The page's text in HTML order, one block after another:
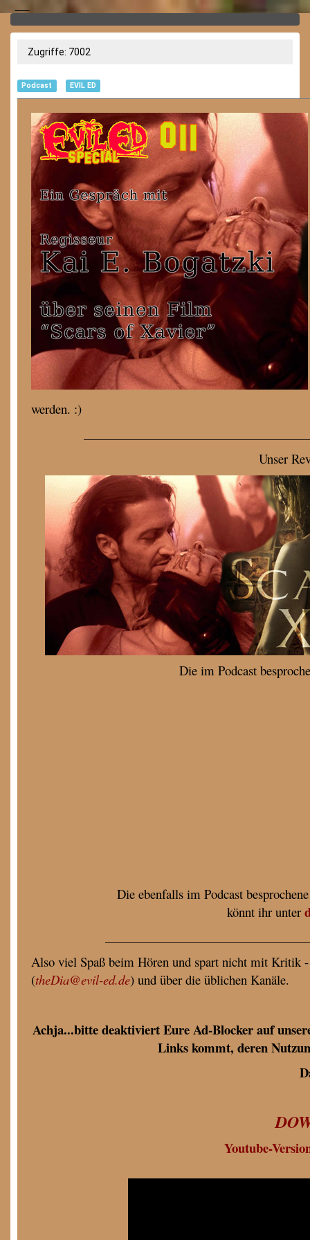
Zugriffe: 7002
Podcast EVIL ED
werden. :)
Unser
Die im Podcast
Die ebenfalls im Podcast
könnt ihr unter
Also viel Spaß beim Hören und spart nicht mit Kritik
(theDia@evil-ed.de) und über die üblichen Kanäle.
Achja...bitte deaktiviert Eure Ad-Blocker auf
Links kommt, deren
Youtube-